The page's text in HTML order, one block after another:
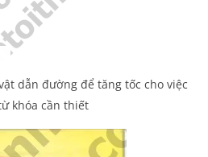
dẫn đường để tăng tốc cho việc
khóa cần thiết